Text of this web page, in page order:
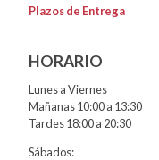
Plazos de Entrega
HORARIO
Lunes a Viernes
Mañanas 10:00 a 13:30
Tardes 18:00 a 20:30
Sábados: